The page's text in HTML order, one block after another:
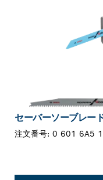
セーバーソーブレー
注文番号: 0 601 6A5